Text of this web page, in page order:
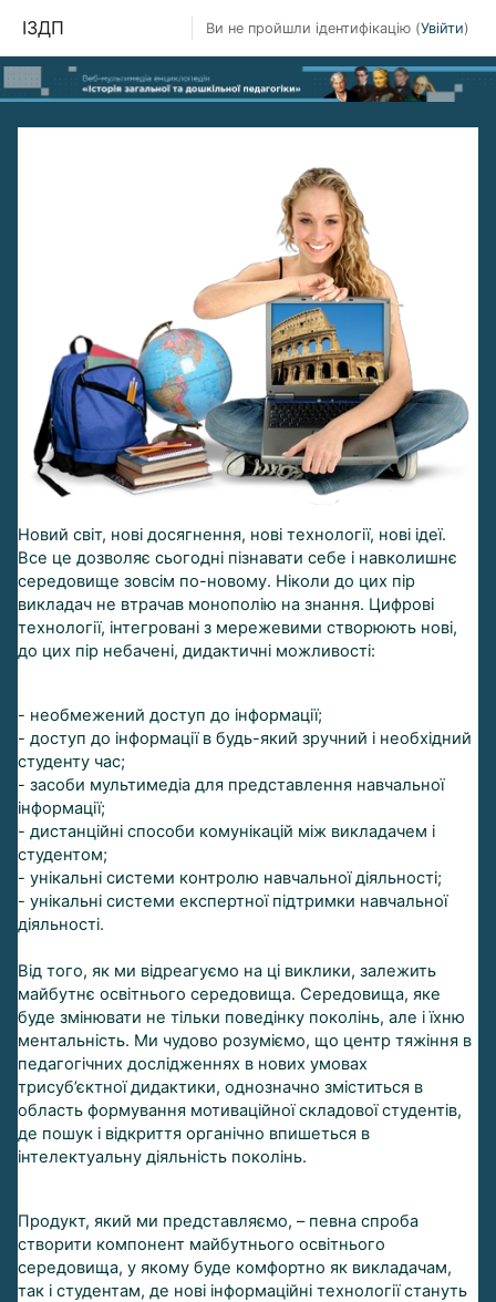
Перейти до головного вмісту
ІЗДП Ви не пройшли ідентифікацію (Увійти)
Новий світ, нові досягнення, нові технології, нові ідеї.
Все це дозволяє сьогодні пізнавати себе і навколишнє
середовище зовсім по-новому. Ніколи до цих пір
викладач не втрачав монополію на знання. Цифрові
технології, інтегровані з мережевими створюють нові,
до цих пір небачені, дидактичні можливості:
- необмежений доступ до інформації;
- доступ до інформації в будь-який зручний і необхідний
студенту час;
- засоби мультимедіа для представлення навчальної
інформації;
- дистанційні способи комунікацій між викладачем і
студентом;
- унікальні системи контролю навчальної діяльності;
- унікальні системи експертної підтримки навчальної
діяльності.
Від того, як ми відреагуємо на ці виклики, залежить
майбутнє освітнього середовища. Середовища, яке
буде змінювати не тільки поведінку поколінь, але і їхню
ментальність. Ми чудово розуміємо, що центр тяжіння в
педагогічних дослідженнях в нових умовах
трисуб’єктної дидактики, однозначно зміститься в
область формування мотиваційної складової студентів,
де пошук і відкриття органічно впишеться в
інтелектуальну діяльність поколінь.
Продукт, який ми представляємо, – певна спроба
створити компонент майбутнього освітнього
середовища, у якому буде комфортно як викладачам,
так і студентам, де нові інформаційні технології стануть